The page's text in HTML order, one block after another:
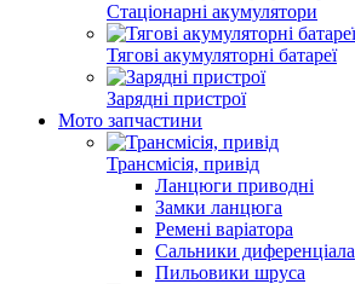
Стаціонарні акумулятори
Тягові акумуляторні батареї
Зарядні пристрої
Мото запчастини
Трансмісія, привід
Ланцюги приводні
Замки ланцюга
Ремені варіатора
Cальники диференціала
Пильовики шруса